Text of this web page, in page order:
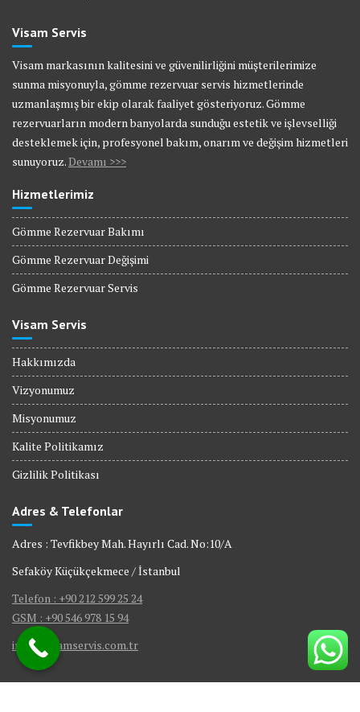
Visam Servis
Visam markasının kalitesini ve güvenilirliğini müşterilerimize
sunma misyonuyla, gömme rezervuar servis hizmetlerinde
uzmanlaşmış bir ekip olarak faaliyet gösteriyoruz. Gömme
rezervuarların modern banyolarda sunduğu estetik ve işlevselliği
desteklemek için, profesyonel bakım, onarım ve değişim hizmetleri
sunuyoruz. Devamı >>>
Hizmetlerimiz
Gömme Rezervuar Bakımı
Gömme Rezervuar Değişimi
Gömme Rezervuar Servis
Visam Servis
Hakkımızda
Vizyonumuz
Misyonumuz
Kalite Politikamız
Gizlilik Politikası
Adres & Telefonlar
Adres : Tevfikbey Mah. Hayırlı Cad. No:10/A
Sefaköy Küçükçekmece / İstanbul
Telefon : +90 212 599 25 24
GSM : +90 546 978 15 94
info@visamservis.com.tr